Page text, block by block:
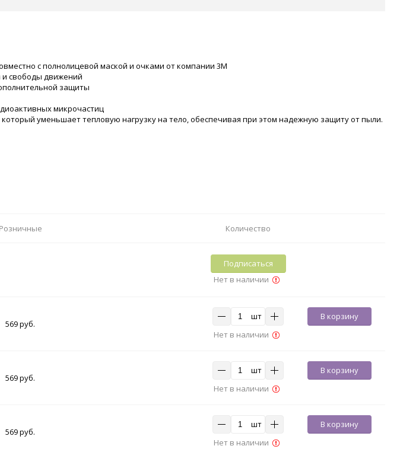
с полнолицевой маской и очками от компании 3М
и свободы движений
защиты
микрочастиц
уменьшает тепловую нагрузку на тело, обеспечивая при этом надежную защиту от пыли.
Розничные Количество
Подписаться
Нет в наличии
569 руб.
шт
В корзину
Нет в наличии
569 руб.
шт
В корзину
Нет в наличии
569 руб.
шт
В корзину
Нет в наличии